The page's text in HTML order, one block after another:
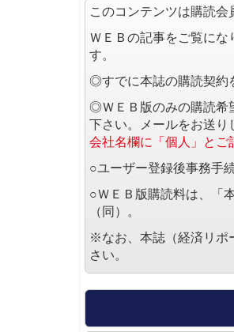
このコンテンツは購読会
ＷＥＢの記事をご覧にな
す。
◎すでに本誌の購読契約
◎ＷＥＢ版のみの購読希
下さい。メールをお送り
会社名欄に「個人」とご
○ユーザー登録後事務手
○ＷＥＢ版購読料は、「
（同）。
※なお、本誌（経済リポ
さい。